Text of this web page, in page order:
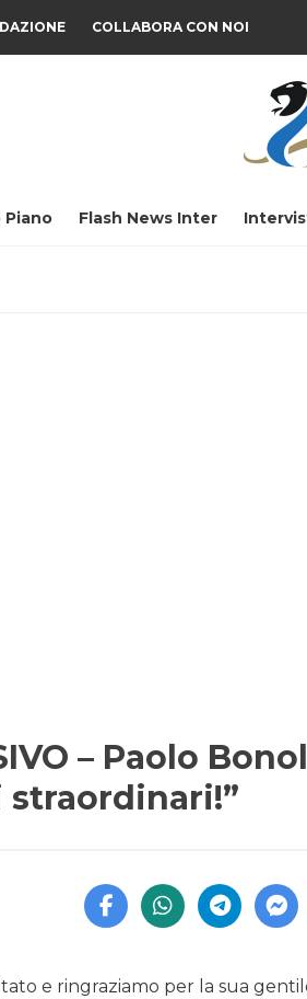
COLLABORA CON NOI
Piano Flash News Inter
– Paolo
e ringraziamo per la sua